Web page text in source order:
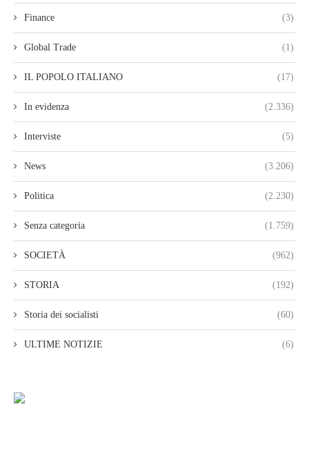
Finance (3)
Global Trade (1)
IL POPOLO ITALIANO (17)
In evidenza (2.336)
Interviste (5)
News (3.206)
Politica (2.230)
Senza categoria (1.759)
SOCIETÀ (962)
STORIA (192)
Storia dei socialisti (60)
ULTIME NOTIZIE (6)